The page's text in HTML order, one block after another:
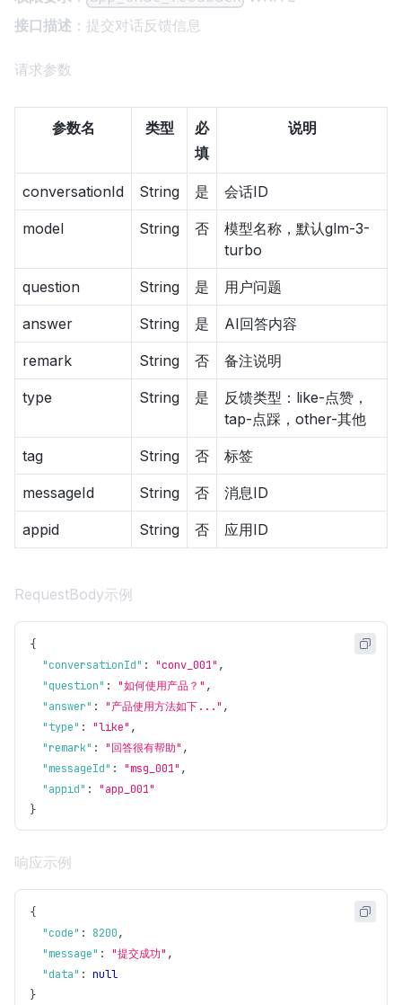
接口描述 ：提交对话反馈信息
请求参数
参数名 类型
必
填
说明
conversationId String 是 会话ID
model String 否
模型名称，默认glm-3-
turbo
question String 是 用户问题
answer String 是 AI回答内容
remark String 否 备注说明
type String 是
反馈类型：like-点赞，
tap-点踩，other-其他
tag String 否 标签
messageId String 否 消息ID
appid String 否 应用ID
RequestBody示例
{
"conversationId" : "conv_001" ,
"question" : "如何使用产品？" ,
"answer" : "产品使用方法如下..." ,
"type" : "like" ,
"remark" : "回答很有帮助" ,
"messageId" : "msg_001" ,
"appid" :
"app_001"
}
响应示例
{
"code" : 8200,
"message" : "提交成功" ,
"data" : null
}